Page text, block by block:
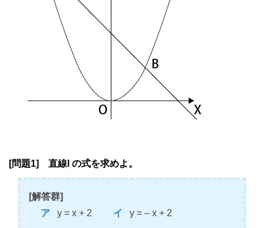
[問題1] 直線l の式を求めよ。
[解答群]
y = x + 2
y = – x + 2